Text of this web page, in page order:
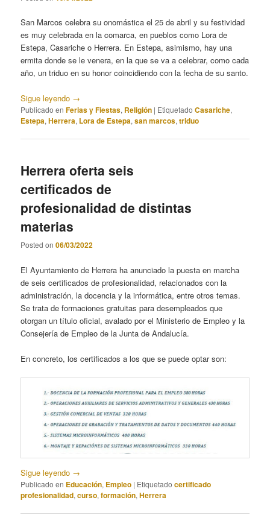
San Marcos celebra su onomástica el 25 de abril y su festividad
es muy celebrada en la comarca, en pueblos como Lora de
Estepa, Casariche o Herrera. En Estepa, asimismo, hay una
ermita donde se le venera, en la que se va a celebrar, como cada
año, un triduo en su honor coincidiendo con la fecha de su santo.
Sigue leyendo →
Publicado en Ferias y Fiestas, Religión | Etiquetado Casariche,
Estepa,Herrera, Lora de Estepa,san marcos,triduo
Herrera oferta seis
certificados de
profesionalidad de distintas
materias
Posted on06/03/2022
El Ayuntamiento de Herrera ha anunciado la puesta en marcha
de seis certificados de profesionalidad, relacionados con la
administración, la docencia y la informática, entre otros temas.
Se trata de formaciones gratuitas para desempleados que
otorgan un título oficial, avalado por el Ministerio de Empleo y la
Consejería de Empleo de la Junta de Andalucía.
En concreto, los certificados a los que se puede optar son:
Sigue leyendo →
Publicado en Educación, Empleo | Etiquetado certificado
profesionalidad,curso,formación,Herrera